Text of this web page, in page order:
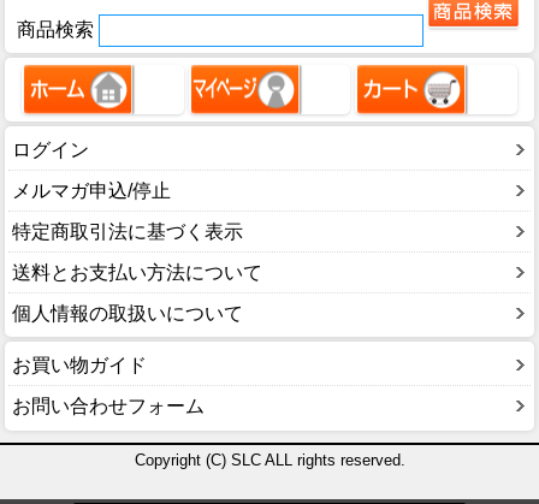
商品検索
ログイン
メルマガ申込/停止
特定商取引法に基づく表示
送料とお支払い方法について
個人情報の取扱いについて
お買い物ガイド
お問い合わせフォーム
Copyright (C) SLC ALL rights reserved.